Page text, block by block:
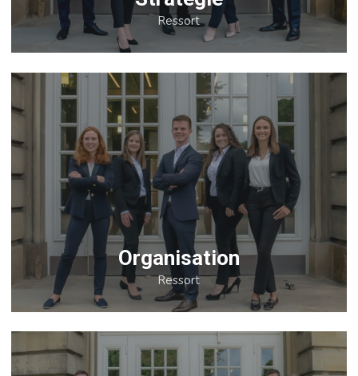
Ressort
Organisation
Ressort